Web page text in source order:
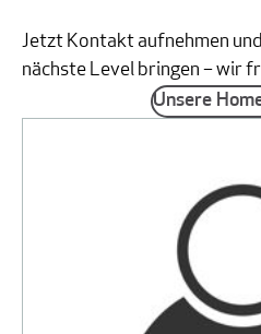
Jetzt Kontakt aufnehmen
nächste Level bringen – wir
Unsere